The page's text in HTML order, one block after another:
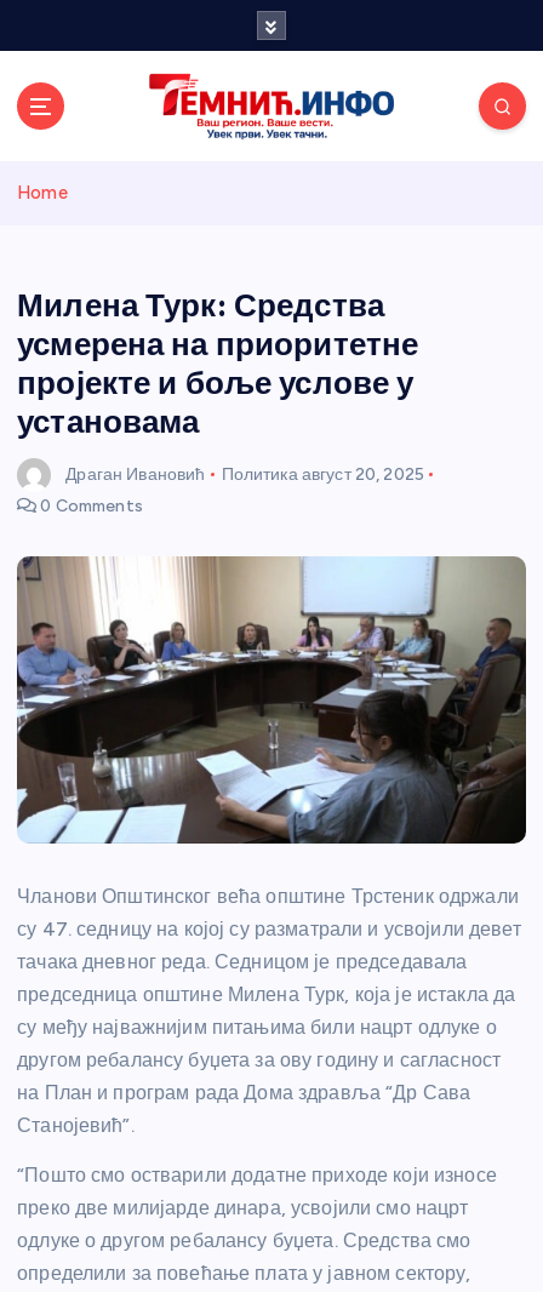
и портал
Home
Милена Турк: Средства
усмерена на приоритетне
пројекте и боље услове у
установама
Драган Ивановић Политикаавгуст 20, 2025
0 Comments
Чланови Општинског већа општине Трстеник одржали
су 47. седницу на којој су разматрали и усвојили девет
тачака дневног реда. Седницом је председавала
председница општине Милена Турк, која је истакла да
су међу најважнијим питањима били нацрт одлуке о
другом ребалансу буџета за ову годину и сагласност
на План и програм рада Дома здравља “Др Сава
Станојевић”.
“Пошто смо остварили додатне приходе који износе
преко две милијарде динара, усвојили смо нацрт
одлуке о другом ребалансу буџета. Средства смо
определили за повећање плата у јавном сектору,